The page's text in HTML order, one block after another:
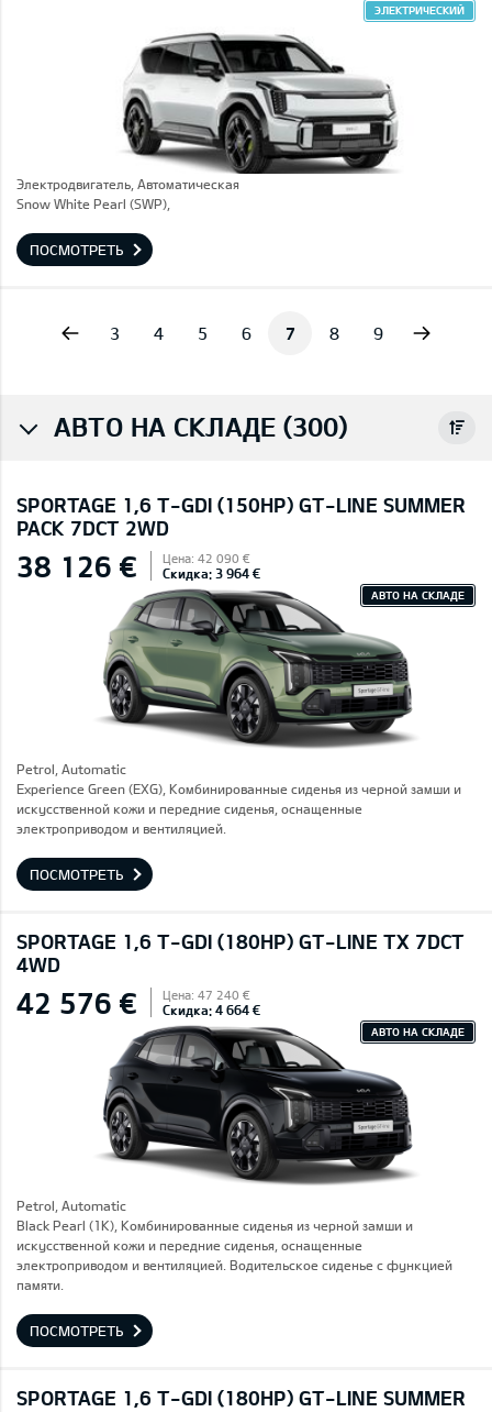
ЭЛЕКТРИЧЕСКИЙ
Электродвигатель, Автоматическая
Snow White Pearl (SWP),
ПОСМОТРЕТЬ
3 4 5 6 7 8 9
АВТО НА СКЛАДЕ (300)
SPORTAGE 1,6 T-GDI (150HP) GT-LINE SUMMER
PACK 7DCT 2WD
38 126 € Цена: 42 090 €
Скидка: 3 964 €
АВТО НА СКЛАДЕ
Petrol, Automatic
Experience Green (EXG), Комбинированные сиденья из черной замши и
искусственной кожи и передние сиденья, оснащенные
электроприводом и вентиляцией.
ПОСМОТРЕТЬ
SPORTAGE 1,6 T-GDI (180HP) GT-LINE TX 7DCT
4WD
42 576 € Цена: 47 240 €
Скидка: 4 664 €
АВТО НА СКЛАДЕ
Petrol, Automatic
Black Pearl (1K), Комбинированные сиденья из черной замши и
искусственной кожи и передние сиденья, оснащенные
электроприводом и вентиляцией. Водительское сиденье с функцией
памяти.
ПОСМОТРЕТЬ
SPORTAGE 1,6 T-GDI (180HP) GT-LINE SUMMER